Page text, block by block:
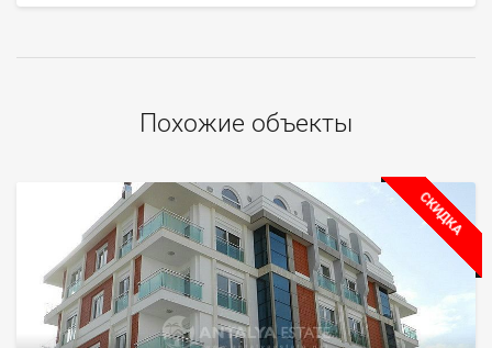
Похожие объекты
СКИДКА